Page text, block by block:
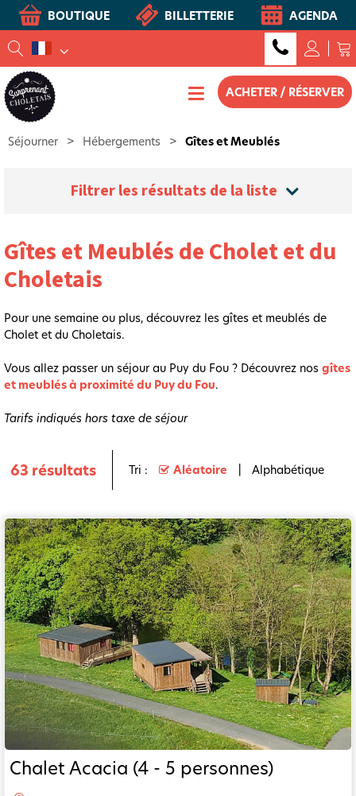
BOUTIQUE BILLETTERIE AGENDA
ACHETER / RÉSERVER
Séjourner > Hébergements > Gîtes et Meublés
Filtrer les résultats de la liste
Gîtes et Meublés de Cholet et du
Choletais
Pour une semaine ou plus, découvrez les gîtes et meublés de
Cholet et du Choletais.
Vous allez passer un séjour au Puy du Fou ? Découvrez nos gîtes
et meublés à proximité du Puy du Fou.
Tarifs indiqués hors taxe de séjour
63 résultats Tri : Aléatoire Alphabétique
Chalet Acacia (4 - 5 personnes)